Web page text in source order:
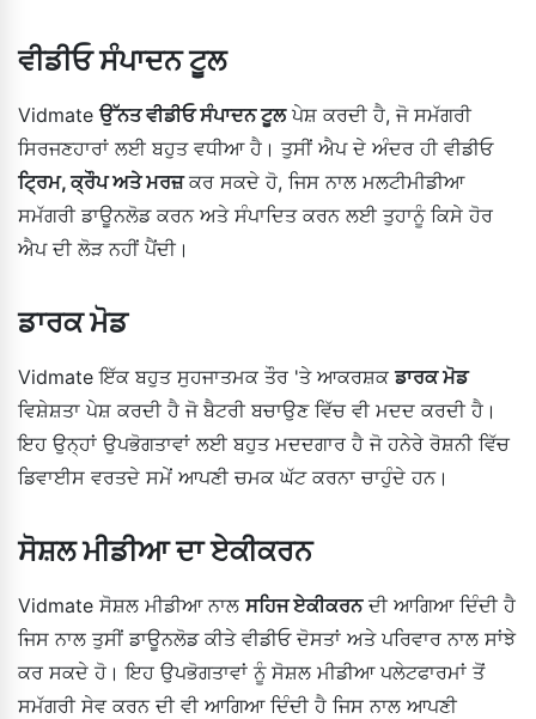
ਵੀਡੀਓ ਸੰਪਾਦਨ ਟੂਲ
Vidmate ਉੱਨਤ ਵੀਡੀਓ ਸੰਪਾਦਨ ਟੂਲਪੇਸ਼ ਕਰਦੀ ਹੈ, ਜੋ ਸਮੱਗਰੀ
ਸਿਰਜਣਹਾਰਾਂ ਲਈ ਬਹੁਤ ਵਧੀਆ ਹੈ। ਤੁਸੀਂ ਐਪ ਦੇ ਅੰਦਰ ਹੀ ਵੀਡੀਓ
ਟ੍ਰਿਮ, ਕ੍ਰੌਪ ਅਤੇ ਮਰਜ਼ਕਰ ਸਕਦੇ ਹੋ, ਜਿਸ ਨਾਲ ਮਲਟੀਮੀਡੀਆ
ਸਮੱਗਰੀ ਡਾਊਨਲੋਡ ਕਰਨ ਅਤੇ ਸੰਪਾਦਿਤ ਕਰਨ ਲਈ ਤੁਹਾਨੂੰ ਕਿਸੇ ਹੋਰ
ਐਪ ਦੀ ਲੋੜ ਨਹੀਂ ਪੈਂਦੀ।
ਡਾਰਕ ਮੋਡ
Vidmate ਇੱਕ ਬਹੁਤ ਸੁਹਜਾਤਮਕ ਤੌਰ 'ਤੇ ਆਕਰਸ਼ਕਡਾਰਕ ਮੋਡ
ਵਿਸ਼ੇਸ਼ਤਾ ਪੇਸ਼ ਕਰਦੀ ਹੈ ਜੋ ਬੈਟਰੀ ਬਚਾਉਣ ਵਿੱਚ ਵੀ ਮਦਦ ਕਰਦੀ ਹੈ।
ਇਹ ਉਨ੍ਹਾਂ ਉਪਭੋਗਤਾਵਾਂ ਲਈ ਬਹੁਤ ਮਦਦਗਾਰ ਹੈ ਜੋ ਹਨੇਰੇ ਰੋਸ਼ਨੀ ਵਿੱਚ
ਡਿਵਾਈਸ ਵਰਤਦੇ ਸਮੇਂ ਆਪਣੀ ਚਮਕ ਘੱਟ ਕਰਨਾ ਚਾਹੁੰਦੇ ਹਨ।
ਸੋਸ਼ਲ ਮੀਡੀਆ ਦਾ ਏਕੀਕਰਨ
Vidmate ਸੋਸ਼ਲ ਮੀਡੀਆ ਨਾਲ ਸਹਿਜ ਏਕੀਕਰਨਦੀ ਆਗਿਆ ਦਿੰਦੀ ਹੈ
ਜਿਸ ਨਾਲ ਤੁਸੀਂ ਡਾਊਨਲੋਡ ਕੀਤੇ ਵੀਡੀਓ ਦੋਸਤਾਂ ਅਤੇ ਪਰਿਵਾਰ ਨਾਲ ਸਾਂਝੇ
ਕਰ ਸਕਦੇ ਹੋ। ਇਹ ਉਪਭੋਗਤਾਵਾਂ ਨੂੰ ਸੋਸ਼ਲ ਮੀਡੀਆ ਪਲੇਟਫਾਰਮਾਂ ਤੋਂ
ਸਮੱਗਰੀ ਸੇਵ ਕਰਨ ਦੀ ਵੀ ਆਗਿਆ ਦਿੰਦੀ ਹੈ ਜਿਸ ਨਾਲ ਆਪਣੀ